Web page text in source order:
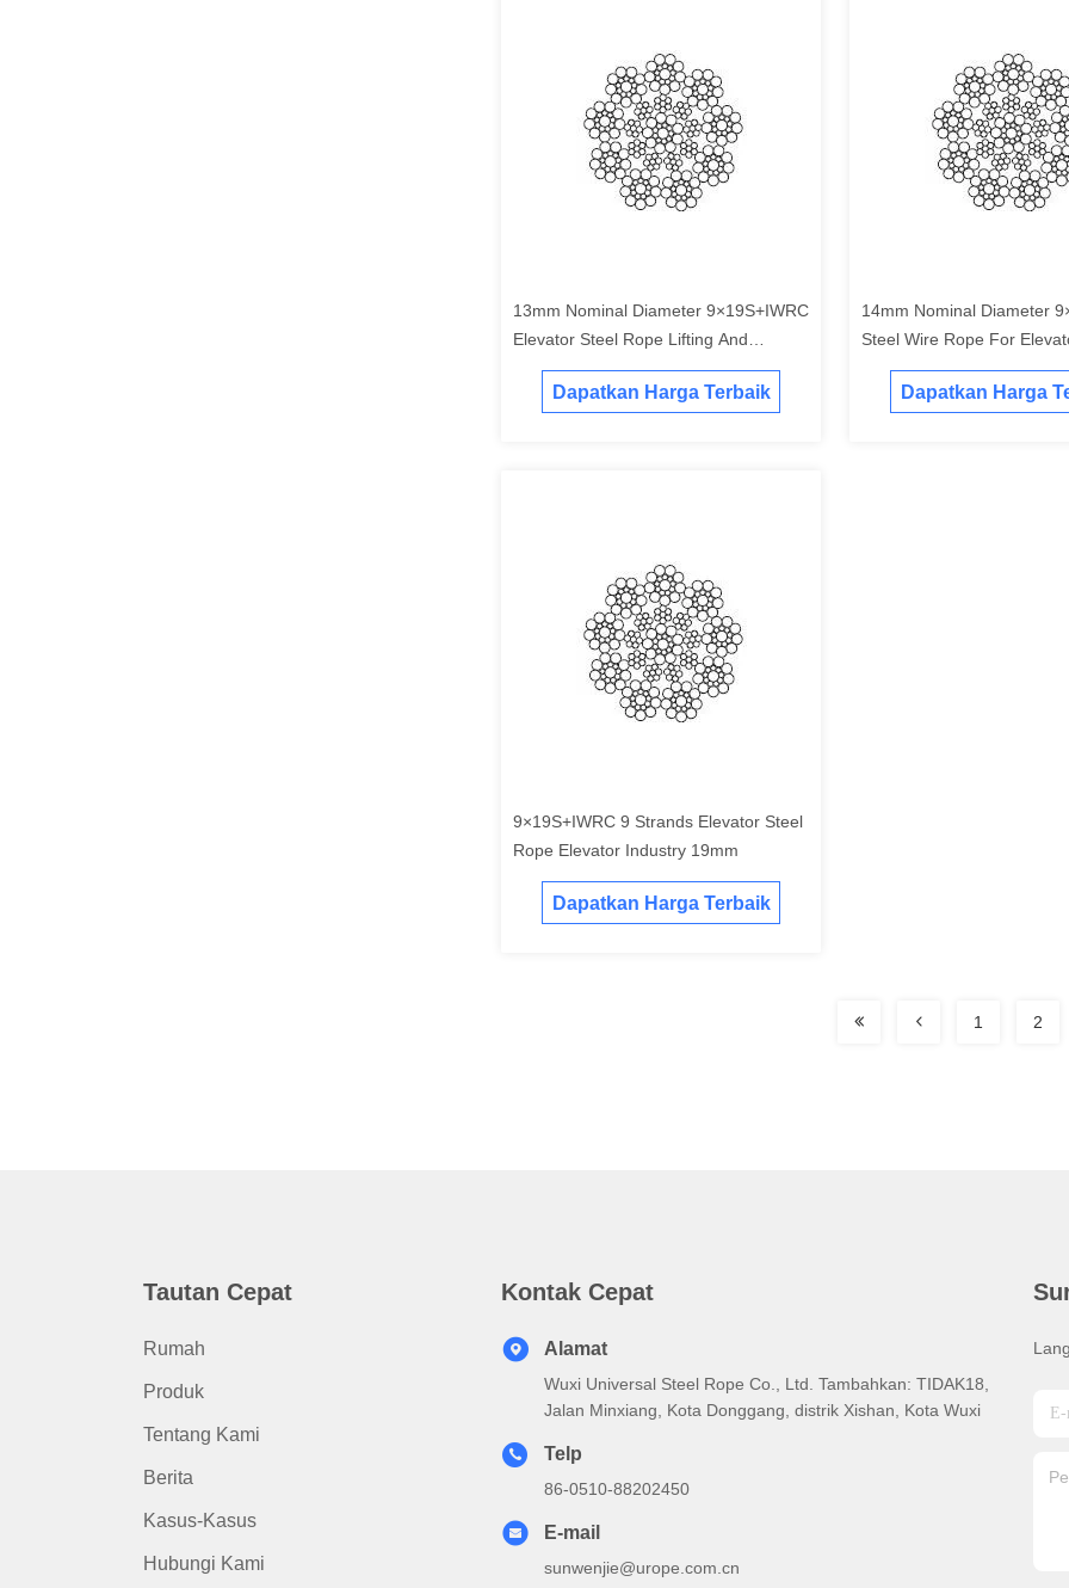
13mm Nominal Diameter 9×19S+IWRC
Elevator Steel Rope Lifting And
Hoisting
Dapatkan Harga Terbaik
14mm Nominal Diameter
Steel Wire Rope For
Dapatkan Harga
9×19S+IWRC 9 Strands Elevator Steel
Rope Elevator Industry 19mm
Dapatkan Harga Terbaik
1 2
Tautan Cepat
Rumah
Produk
Tentang Kami
Berita
Kasus-Kasus
Hubungi Kami
Kontak Cepat
Alamat
Wuxi Universal Steel Rope Co., Ltd. Tambahkan: TIDAK18,
Jalan Minxiang, Kota Donggang, distrik Xishan, Kota Wuxi
Telp
86-0510-88202450
E-mail
sunwenjie@urope.com.cn